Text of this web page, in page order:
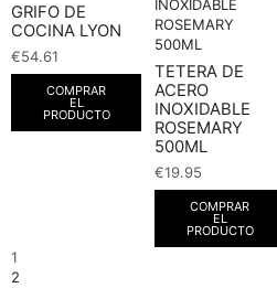
GRIFO DE
COCINA LYON
€54.61
COMPRAR
EL
PRODUCTO
TETERA DE
ACERO
INOXIDABLE
ROSEMARY
500ML
€19.95
COMPRAR
EL
PRODUCTO
1
2